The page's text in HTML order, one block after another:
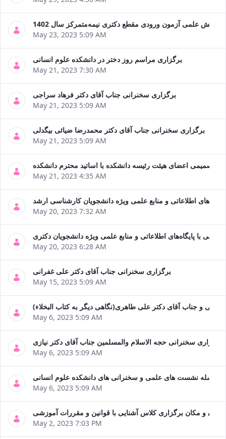
علمی آزمون ورودی مقطع دکتری نیمه‌متمرکز سال 1402
May 23, 2023 5:09 AM
برگزاری مراسم روز دختر در دانشکده علوم انسانی
May 21, 2023 7:30 AM
برگزاری سخنرانی جناب آقای دکتر فرهاد سراجی
May 21, 2023 5:09 AM
برگزاری سخنرانی جناب آقای دکتر محمدرضا ضیائی بیگدلی
May 21, 2023 5:09 AM
صمیمی اعضای هیئت رئیسه دانشکده با اساتید محترم دانشکده
May 21, 2023 4:35 AM
پایگاه‌های اطلاعاتی و منابع علمی ویژه دانشجویان کارشناسی ارشد
May 20, 2023 7:32 AM
آشنایی با پایگاه‌های اطلاعاتی و منابع علمی ویژه دانشجویان دکتری
May 20, 2023 6:28 AM
برگزاری سخنرانی جناب آقای دکتر علی غفرانی
May 15, 2023 5:09 AM
و جناب آقای دکتر علی طاهری(نگاهی دیگر به کتاب البخلاء)
May 6, 2023 5:09 AM
برگزاری سخنرانی حجه الاسلام والمسلمین جناب آقای دکتر نیازی
May 6, 2023 5:09 AM
سلسله نشست های علمی و سخنرانی های دانشکده علوم انسانی
May 6, 2023 5:09 AM
زمان و مکان برگزاری کلاس آشنایی با قوانین و مقررات آموزشی
May 2, 2023 7:03 PM